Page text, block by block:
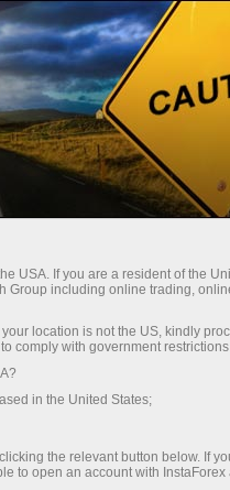
รซื้อขาย
1.394
USA. If you are a resident of the
Group including online trading,
location is not the US, kindly
comply with government
in the United States;
the relevant button below. If
to open an account with InstaForex